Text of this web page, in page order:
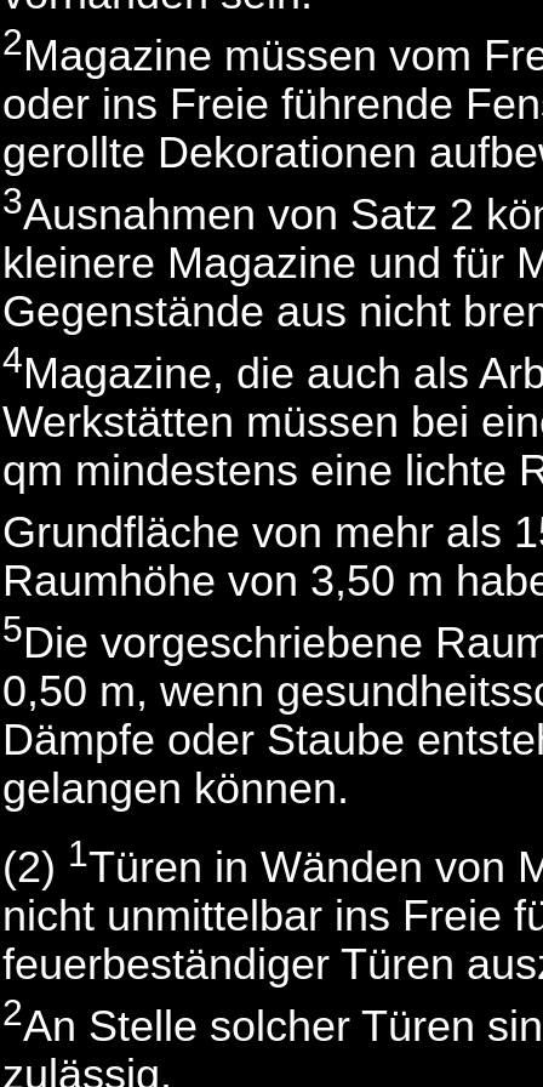
2Magazine müssen vom
oder ins Freie führende
gerollte Dekorationen
3Ausnahmen von Satz 2
kleinere Magazine und für
Gegenstände aus nicht
4Magazine, die auch als
Werkstätten müssen bei
qm mindestens eine lichte
Grundfläche von mehr als
Raumhöhe von 3,50 m
5Die vorgeschriebene
0,50 m, wenn
Dämpfe oder Staube
gelangen können.
(2) 1Türen in Wänden von
nicht unmittelbar ins Freie
feuerbeständiger Türen
2An Stelle solcher Türen
zulässig.